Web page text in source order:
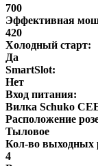
700
Эффективная
420
Холодный старт:
Да
SmartSlot:
Нет
Вход питания:
Вилка Schuko
Расположение
Тыловое
Кол-во выходных
4